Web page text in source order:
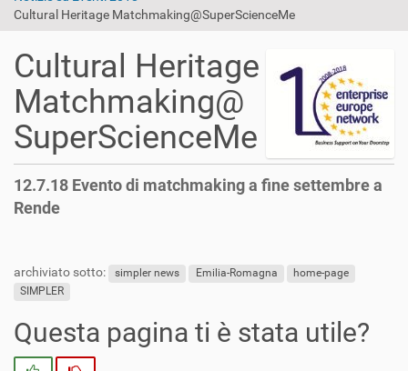
Cultural Heritage Matchmaking@SuperScienceMe
Cultural Heritage
Matchmaking@
SuperScienceMe
12.7.18 Evento di matchmaking a fine settembre a
Rende
archiviato sotto: simpler news Emilia-Romagna
home-page
SIMPLER
Questa pagina ti è stata utile?